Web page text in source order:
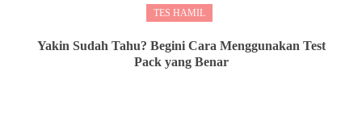
TES HAMIL
Yakin Sudah Tahu? Begini Cara Menggunakan Test
Pack yang Benar